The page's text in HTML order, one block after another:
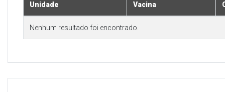
Unidade Vacina
Nenhum resultado foi encontrado.